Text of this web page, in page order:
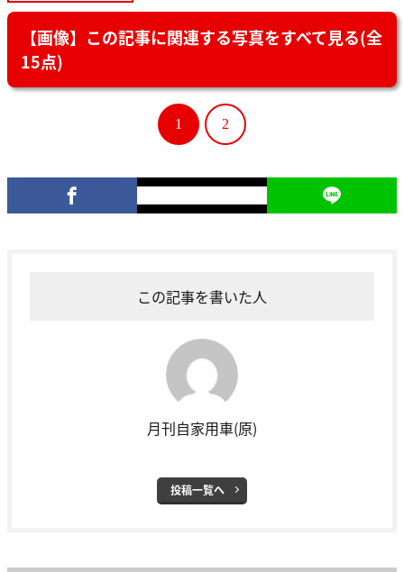
【画像】この記事に関連する写真をすべて見る(全
15点)
1 2
この記事を書いた人
月刊自家用車(原)
投稿一覧へ